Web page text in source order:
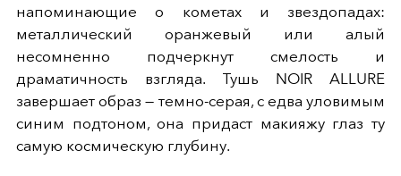
напоминающие о кометах и звездопадах:
металлический оранжевый или алый
несомненно подчеркнут смелость и
драматичность взгляда. Тушь NOIR ALLURE
завершает образ — темно-серая, с едва уловимым
синим подтоном, она придаст макияжу глаз ту
самую космическую глубину.